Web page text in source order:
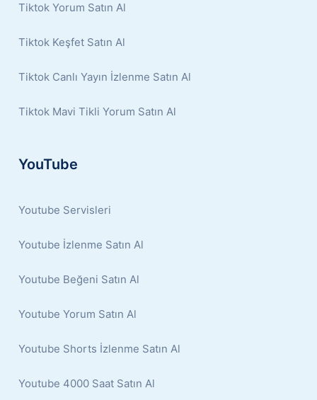
Tiktok Yorum Satın Al
Tiktok Keşfet Satın Al
Tiktok Canlı Yayın İzlenme Satın Al
Tiktok Mavi Tikli Yorum Satın Al
YouTube
Youtube Servisleri
Youtube İzlenme Satın Al
Youtube Beğeni Satın Al
Youtube Yorum Satın Al
Youtube Shorts İzlenme Satın Al
Youtube 4000 Saat Satın Al